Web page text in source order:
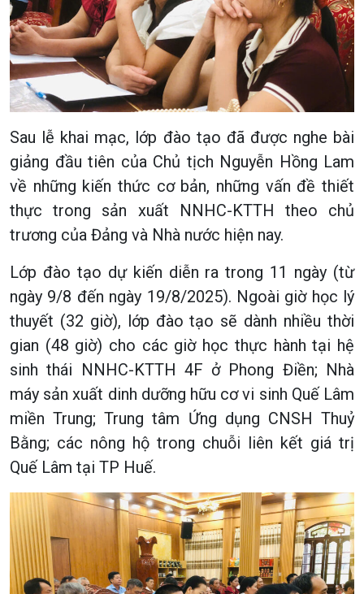
Sau lễ khai mạc, lớp đào tạo đã được nghe bài
giảng đầu tiên của Chủ tịch Nguyễn Hồng Lam
về những kiến thức cơ bản, những vấn đề thiết
thực trong sản xuất NNHC-KTTH theo chủ
trương của Đảng và Nhà nước hiện nay.
Lớp đào tạo dự kiến diễn ra trong 11 ngày (từ
ngày 9/8 đến ngày 19/8/2025). Ngoài giờ học lý
thuyết (32 giờ), lớp đào tạo sẽ dành nhiều thời
gian (48 giờ) cho các giờ học thực hành tại hệ
sinh thái NNHC-KTTH 4F ở Phong Điền; Nhà
máy sản xuất dinh dưỡng hữu cơ vi sinh Quế Lâm
miền Trung; Trung tâm Ứng dụng CNSH Thuỷ
Bằng; các nông hộ trong chuỗi liên kết giá trị
Quế Lâm tại TP Huế.